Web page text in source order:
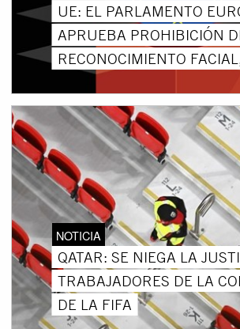
UE: EL PARLAMENTO
APRUEBA PROHIBICIÓN
RECONOCIMIENTO
NOTICIA
QATAR: SE NIEGA LA
TRABAJADORES DE LA
DE LA FIFA